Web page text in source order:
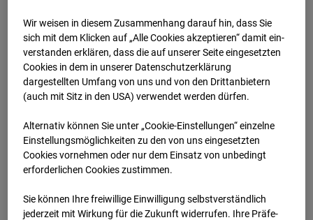
Archivdatum:01.12.2025 13:47,
Europe/Berlin
Wir weisen in diesem Zusammenhang darauf hin, dass Sie
sich mit dem Klicken auf „Alle Cookies akzeptieren“ damit ein­
ver­standen erklären, dass die auf unserer Seite eingesetzten
Cookies in dem in unserer Datenschutzerklärung
dargestellten Umfang von uns und von den Drittanbietern
(auch mit Sitz in den USA) verwendet werden dürfen.
Alternativ können Sie unter „Cookie-Einstellungen“ einzelne
Einstellungsmöglichkeiten zu den von uns eingesetzten
Cookies vornehmen oder nur dem Einsatz von unbedingt
erforderlichen Cookies zustimmen.
Sie können Ihre freiwillige Einwilligung selbstverständlich
jederzeit mit Wirkung für die Zukunft widerrufen. Ihre Prä­fe­